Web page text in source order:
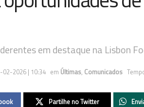
em destaque na Lisbon
02-2026 | 10:34 em Últimas, Comunicados
Partilhe no Twitter